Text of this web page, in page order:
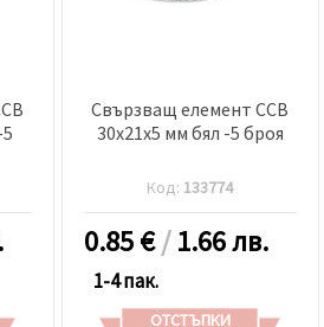
Свързващ елемент CCB
30x21x5 мм бял -5 броя
Код: 133774
0.85€/1.66 лв.
1-4 пак.
ОТСТЪПКИ